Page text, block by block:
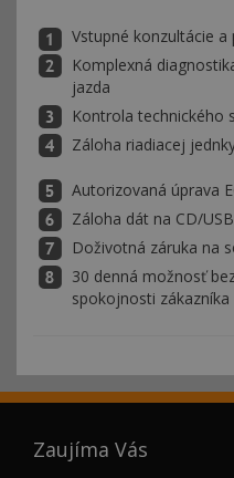
Vstupné konzultácie a
Komplexná
jazda
Kontrola technického
Záloha riadiacej
Autorizovaná úprava
Záloha dát na CD/USB
Doživotná záruka na
30 denná možnosť
spokojnosti zákazníka
Zaujíma Vás